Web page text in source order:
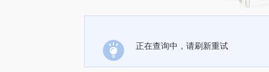
正在查询中，请刷新重试